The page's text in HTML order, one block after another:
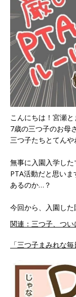
こんにちは！宮瀬と
7歳の三つ子のお母
三つ子たちとてん
無事に入園入学し
PTA活動だと思い
あるのか…？
今回から、入園した
関連：三つ子、つ
「三つ子まみれな